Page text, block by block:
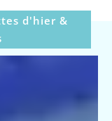
d'hier &